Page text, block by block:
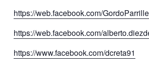
https://web.facebook.com/
https://web.facebook.com/
https://www.facebook.com/dcreta91